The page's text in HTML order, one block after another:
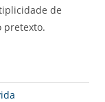
de
pretexto.